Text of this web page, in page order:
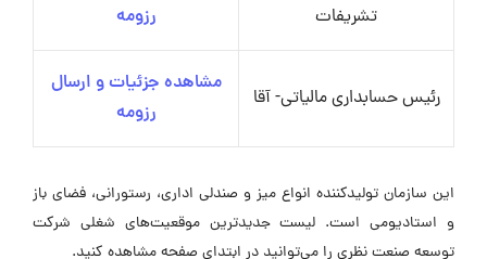
تشریفات
رزومه
رئیس حسابداری مالیاتی- آقا
مشاهده جزئیات و ارسال
رزومه
این سازمان تولیدکننده انواع میز و صندلی اداری، رستورانی، فضای باز
و استادیومی است. لیست جدیدترین موقعیت‌های شغلی شرکت
توسعه صنعت نظری را می‌توانید در ابتدای صفحه مشاهده کنید.